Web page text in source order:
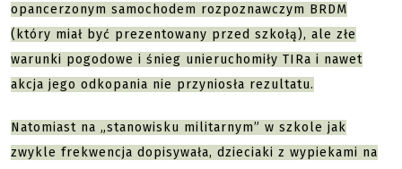
opancerzonym samochodem rozpoznawczym BRDM
(który miał być prezentowany przed szkołą), ale złe
warunki pogodowe i śnieg unieruchomiły TIRa i nawet
akcja jego odkopania nie przyniosła rezultatu.
Natomiast na „stanowisku militarnym” w szkole jak
zwykle frekwencja dopisywała, dzieciaki z wypiekami na